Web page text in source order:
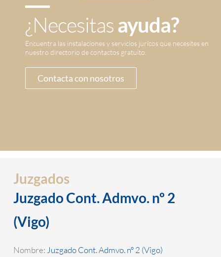
¿Necesitasayuda?
Encuentra las instalaciones y servicios jurícos que necesites en
nuestro directorio de contactos gratuito.
Contacta con nosotros
Juzgados
Juzgado Cont. Admvo. nº 2
(Vigo)
Nombre:Juzgado Cont. Admvo. nº 2 (Vigo)